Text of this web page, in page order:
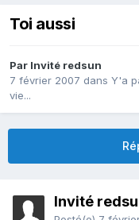
Toi aussi
Par Invité redsun
7 février 2007 dans Y'a
vie...
Invité